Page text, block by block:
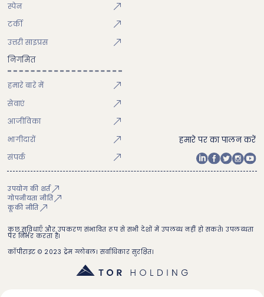
स्पेन
टर्की
उत्तरी साइप्रस
निगमित
हमारे बारे में
सेवाएं
आजीविका
भागीदारों
संपर्क
हमारे पर का पालन करें
उपयोग की शर्त
गोपनीयता नीति
कूकी नीति
कुछ सुविधाएँ और उपकरण संभावित रूप से सभी देशों में उपलब्ध नहीं हो सकते। उपलब्धता
पर निर्भर करता है।
कॉपीराइट © 2023 ट्रेम ग्लोबल। सर्वाधिकार सुरक्षित।